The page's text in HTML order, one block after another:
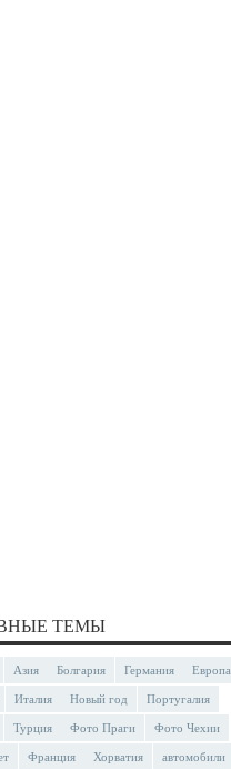
ТЕМЫ
Азия Болгария Германия Европа
Италия Новый год Португалия
Турция Фото Праги Фото Чехии
Франция Хорватия автомобили